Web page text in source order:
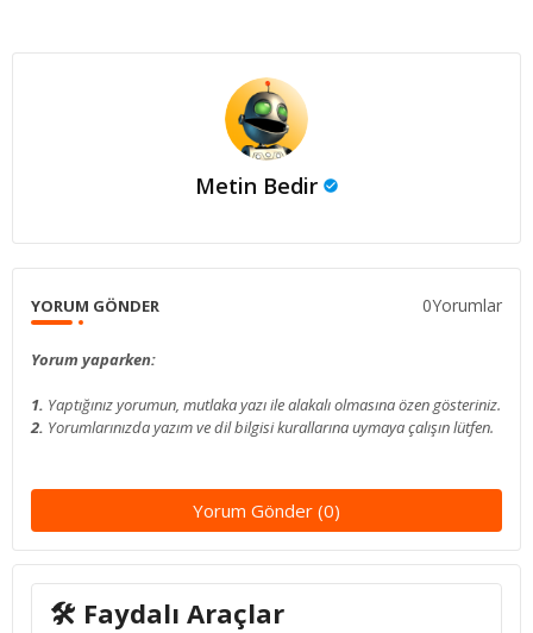
Metin Bedir
YORUM GÖNDER 0Yorumlar
Yorum yaparken:
1. Yaptığınız yorumun, mutlaka yazı ile alakalı olmasına özen gösteriniz.
2. Yorumlarınızda yazım ve dil bilgisi kurallarına uymaya çalışın lütfen.
Yorum Gönder (0)
🛠 Faydalı Araçlar